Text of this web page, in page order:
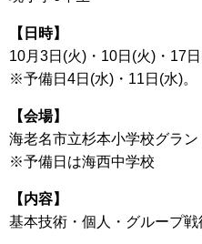
【日時】
10月3日(火)・10日(火)・17
※予備日4日(水)・11日(水)。
【会場】
海老名市立杉本小学校グラン
※予備日は海西中学校
【内容】
基本技術・個人・グループ戦